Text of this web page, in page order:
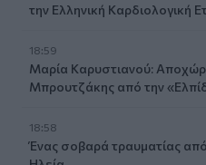
την Ελληνική Καρδιολογική
18:59
Μαρία Καρυστιανού:
Μπρουτζάκης από την
18:58
Ένας σοβαρά τραυματίας